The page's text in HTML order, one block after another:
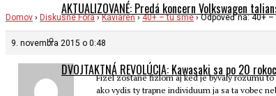
AKTUALIZOVANÉ: Predá koncern Volkswagen
DVOJTAKTNÁ REVOLÚCIA: Kawasaki sa po 20
Domov › Diskusné Fóra › Kaviareň › 40+ – tu sme › Odpoveď na: 40+
9. novembra 2015 o 0:48
Fizel zostane fizlom aj ked je byvaly rozumu
ako vydis ty trapne individuum ja sa ta vobec